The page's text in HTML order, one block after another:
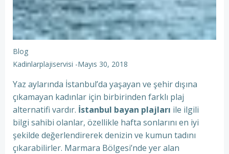
Blog
Kadinlarplajiservisi -Mayıs 30, 2018
Yaz aylarında İstanbul’da yaşayan ve şehir dışına
çıkamayan kadınlar için birbirinden farklı plaj
alternatifi vardır. İstanbul bayan plajları ile ilgili
bilgi sahibi olanlar, özellikle hafta sonlarını en iyi
şekilde değerlendirerek denizin ve kumun tadını
çıkarabilirler. Marmara Bölgesi’nde yer alan